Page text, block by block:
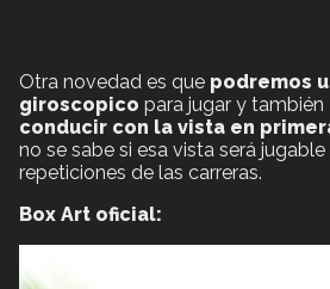
Otra novedad es que podremos
giroscopico para jugar y también
conducir con la vista en
no se sabe si esa vista será
repeticiones de las carreras.
Box Art oficial: